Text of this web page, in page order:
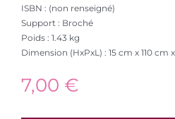
ISBN : (non renseigné)
Support : Broché
Poids : 1.43 kg
Dimension (HxPxL) : 15 cm x 110 cm
7,00 €